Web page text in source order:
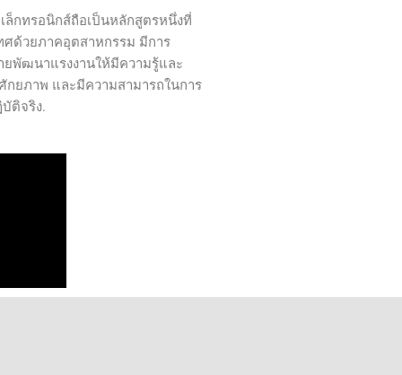
ล็กทรอนิกส์ถือเป็นหลักสูตรหนึ่งที่
ศด้วยภาคอุตสาหกรรม มีการ
พัฒนาแรงงานให้มีความรู้และ
ยภาพ และมีความสามารถในการ
ติจริง.